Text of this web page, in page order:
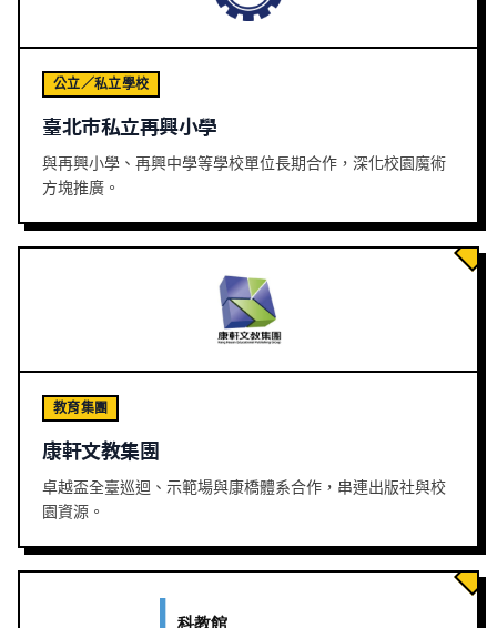
公立／私立學校
臺北市私立再興小學
與再興小學、再興中學等學校單位長期合作，深化校園魔術
方塊推廣。
教育集團
康軒文教集團
卓越盃全臺巡迴、示範場與康橋體系合作，串連出版社與校
園資源。